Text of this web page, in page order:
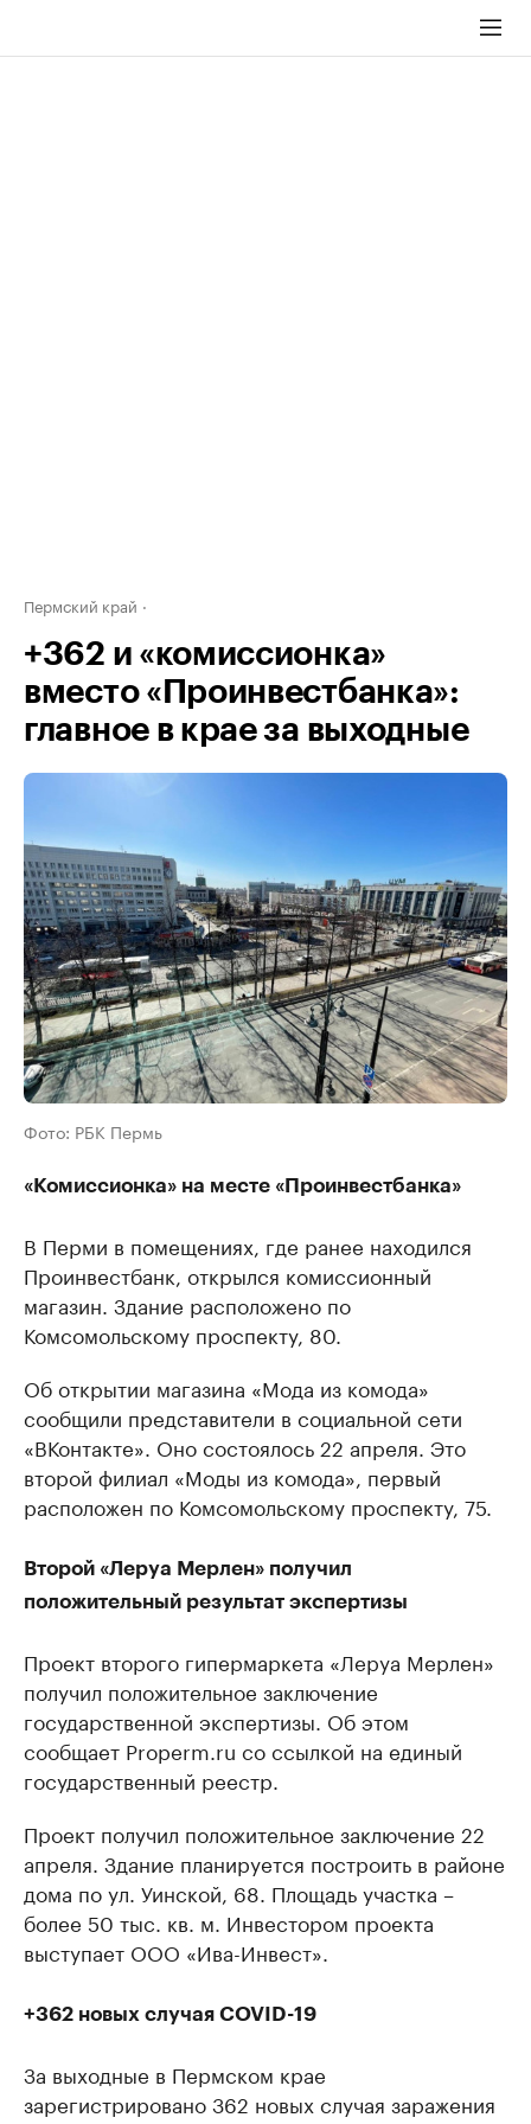
Пермский край
+362 и «комиссионка»
вместо «Проинвестбанка»:
главное в крае за выходные
Фото: РБК Пермь
«Комиссионка» на месте «Проинвестбанка»
В Перми в помещениях, где ранее находился
Проинвестбанк, открылся комиссионный
магазин. Здание расположено по
Комсомольскому проспекту, 80.
Об открытии магазина «Мода из комода»
сообщили представители в социальной сети
«ВКонтакте». Оно состоялось 22 апреля. Это
второй филиал «Моды из комода», первый
расположен по Комсомольскому проспекту, 75.
Второй «Леруа Мерлен» получил
положительный результат экспертизы
Проект второго гипермаркета «Леруа Мерлен»
получил положительное заключение
государственной экспертизы. Об этом
сообщает Properm.ru со ссылкой на единый
государственный реестр.
Проект получил положительное заключение 22
апреля. Здание планируется построить в районе
дома по ул. Уинской, 68. Площадь участка –
более 50 тыс. кв. м. Инвестором проекта
выступает ООО «Ива-Инвест».
+362 новых случая COVID-19
За выходные в Пермском крае
зарегистрировано 362 новых случая заражения